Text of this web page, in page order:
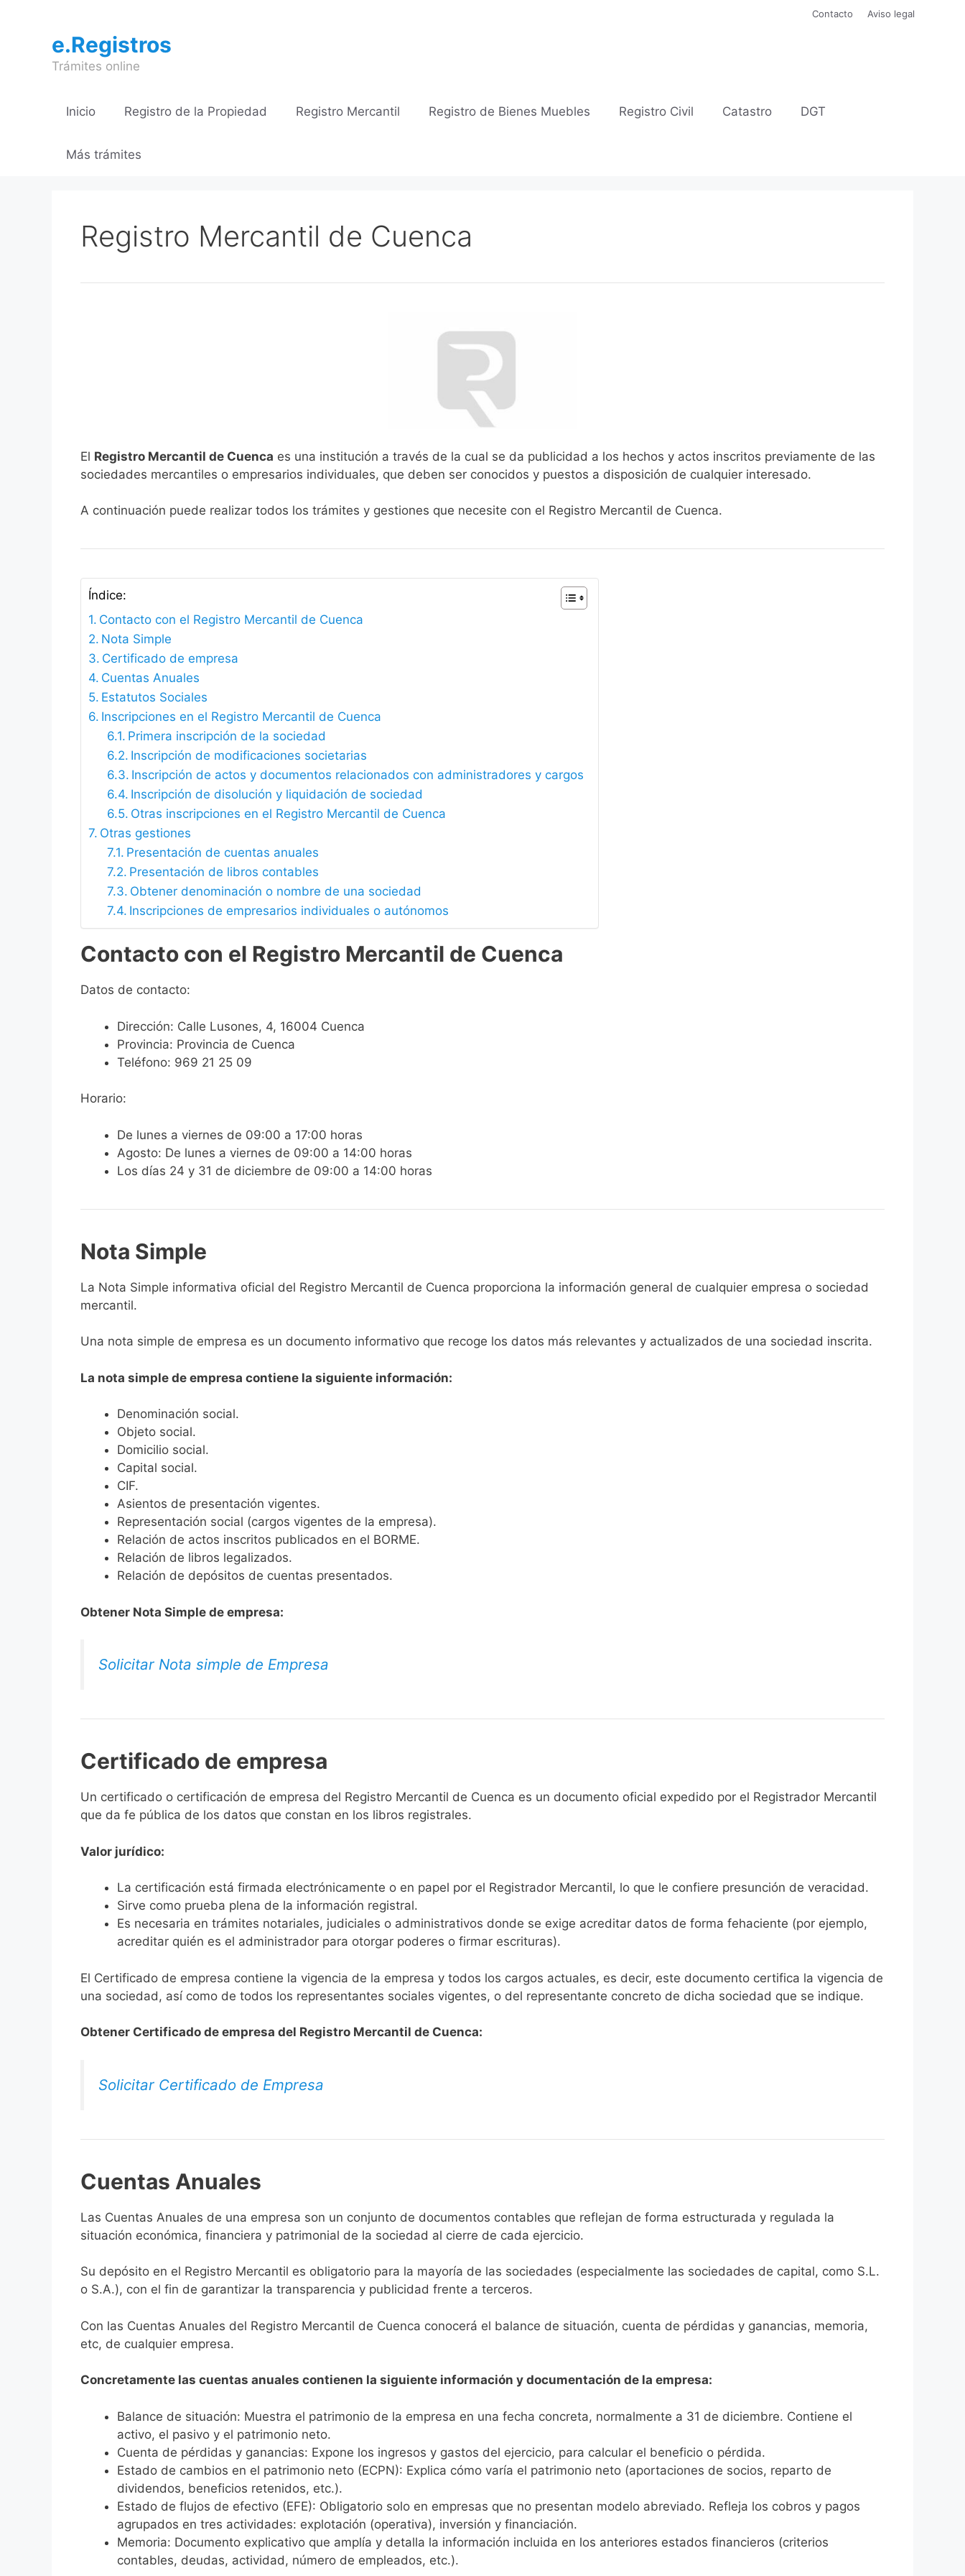
contenido
Contacto Aviso legal
e.Registros
Trámites online
Inicio Registro de la Propiedad Registro Mercantil Registro de Bienes Muebles Registro Civil Catastro DGT
Más trámites
Registro Mercantil de Cuenca
El Registro Mercantil de Cuenca es una institución a través de la cual se da publicidad a los hechos y actos inscritos previamente de las
sociedades mercantiles o empresarios individuales, que deben ser conocidos y puestos a disposición de cualquier interesado.
A continuación puede realizar todos los trámites y gestiones que necesite con el Registro Mercantil de Cuenca.
Índice:
Contacto con el Registro Mercantil de Cuenca
Nota Simple
Certificado de empresa
Cuentas Anuales
Estatutos Sociales
Inscripciones en el Registro Mercantil de Cuenca
Primera inscripción de la sociedad
Inscripción de modificaciones societarias
Inscripción de actos y documentos relacionados con administradores y cargos
Inscripción de disolución y liquidación de sociedad
Otras inscripciones en el Registro Mercantil de Cuenca
Otras gestiones
Presentación de cuentas anuales
Presentación de libros contables
Obtener denominación o nombre de una sociedad
Inscripciones de empresarios individuales o autónomos
Contacto con el Registro Mercantil de Cuenca
Datos de contacto:
Dirección: Calle Lusones, 4, 16004 Cuenca
Provincia: Provincia de Cuenca
Teléfono: 969 21 25 09
Horario:
De lunes a viernes de 09:00 a 17:00 horas
Agosto: De lunes a viernes de 09:00 a 14:00 horas
Los días 24 y 31 de diciembre de 09:00 a 14:00 horas
Nota Simple
La Nota Simple informativa oficial del Registro Mercantil de Cuenca proporciona la información general de cualquier empresa o sociedad
mercantil.
Una nota simple de empresa es un documento informativo que recoge los datos más relevantes y actualizados de una sociedad inscrita.
La nota simple de empresa contiene la siguiente información:
Denominación social.
Objeto social.
Domicilio social.
Capital social.
CIF.
Asientos de presentación vigentes.
Representación social (cargos vigentes de la empresa).
Relación de actos inscritos publicados en el BORME.
Relación de libros legalizados.
Relación de depósitos de cuentas presentados.
Obtener Nota Simple de empresa:
Solicitar Nota simple de Empresa
Certificado de empresa
Un certificado o certificación de empresa del Registro Mercantil de Cuenca es un documento oficial expedido por el Registrador Mercantil
que da fe pública de los datos que constan en los libros registrales.
Valor jurídico:
La certificación está firmada electrónicamente o en papel por el Registrador Mercantil, lo que le confiere presunción de veracidad.
Sirve como prueba plena de la información registral.
Es necesaria en trámites notariales, judiciales o administrativos donde se exige acreditar datos de forma fehaciente (por ejemplo,
acreditar quién es el administrador para otorgar poderes o firmar escrituras).
El Certificado de empresa contiene la vigencia de la empresa y todos los cargos actuales, es decir, este documento certifica la vigencia de
una sociedad, así como de todos los representantes sociales vigentes, o del representante concreto de dicha sociedad que se indique.
Obtener Certificado de empresa del Registro Mercantil de Cuenca:
Solicitar Certificado de Empresa
Cuentas Anuales
Las Cuentas Anuales de una empresa son un conjunto de documentos contables que reflejan de forma estructurada y regulada la
situación económica, financiera y patrimonial de la sociedad al cierre de cada ejercicio.
Su depósito en el Registro Mercantil es obligatorio para la mayoría de las sociedades (especialmente las sociedades de capital, como S.L.
o S.A.), con el fin de garantizar la transparencia y publicidad frente a terceros.
Con las Cuentas Anuales del Registro Mercantil de Cuenca conocerá el balance de situación, cuenta de pérdidas y ganancias, memoria,
etc, de cualquier empresa.
Concretamente las cuentas anuales contienen la siguiente información y documentación de la empresa:
Balance de situación: Muestra el patrimonio de la empresa en una fecha concreta, normalmente a 31 de diciembre. Contiene el
activo, el pasivo y el patrimonio neto.
Cuenta de pérdidas y ganancias: Expone los ingresos y gastos del ejercicio, para calcular el beneficio o pérdida.
Estado de cambios en el patrimonio neto (ECPN): Explica cómo varía el patrimonio neto (aportaciones de socios, reparto de
dividendos, beneficios retenidos, etc.).
Estado de flujos de efectivo (EFE): Obligatorio solo en empresas que no presentan modelo abreviado. Refleja los cobros y pagos
agrupados en tres actividades: explotación (operativa), inversión y financiación.
Memoria: Documento explicativo que amplía y detalla la información incluida en los anteriores estados financieros (criterios
contables, deudas, actividad, número de empleados, etc.).